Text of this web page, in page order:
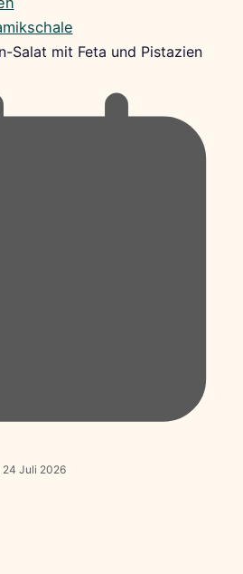
Salat mit Feta und Pistazien
24 Juli 2026